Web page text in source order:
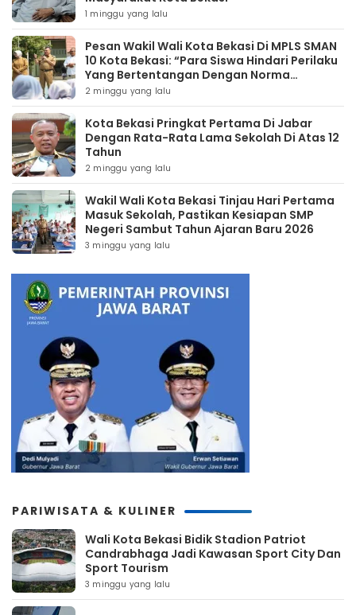
1 minggu yang lalu
Pesan Wakil Wali Kota Bekasi Di MPLS SMAN
10 Kota Bekasi: “Para Siswa Hindari Perilaku
Yang Bertentangan Dengan Norma
Masyarakat Maupun Agama”
2 minggu yang lalu
Kota Bekasi Pringkat Pertama Di Jabar
Dengan Rata-Rata Lama Sekolah Di Atas 12
Tahun
2 minggu yang lalu
Wakil Wali Kota Bekasi Tinjau Hari Pertama
Masuk Sekolah, Pastikan Kesiapan SMP
Negeri Sambut Tahun Ajaran Baru 2026
3 minggu yang lalu
PARIWISATA & KULINER
Wali Kota Bekasi Bidik Stadion Patriot
Candrabhaga Jadi Kawasan Sport City Dan
Sport Tourism
3 minggu yang lalu